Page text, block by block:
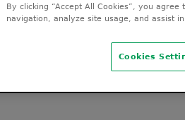
By clicking “Accept All Cookies”, you
navigation, analyze site usage, and assist
Cookies